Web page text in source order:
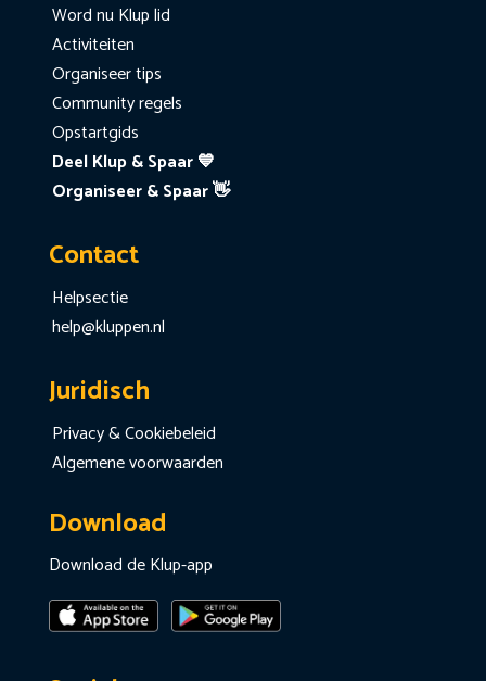
Word nu Klup lid
Activiteiten
Organiseer tips
Community regels
Opstartgids
Deel Klup & Spaar 💙
Organiseer & Spaar 👋
Contact
Helpsectie
help@kluppen.nl
Juridisch
Privacy & Cookiebeleid
Algemene voorwaarden
Download
Download de Klup-app